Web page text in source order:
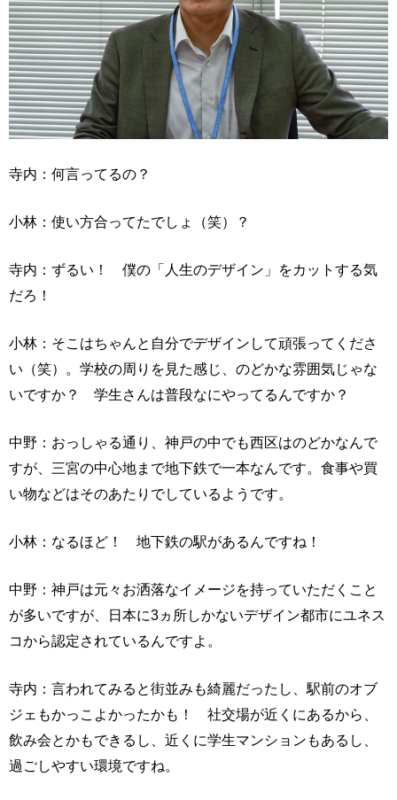
寺内：何言ってるの？
小林：使い方合ってたでしょ（笑）？
寺内：ずるい！ 僕の「人生のデザイン」をカットする気
だろ！
小林：そこはちゃんと自分でデザインして頑張ってくださ
い（笑）。学校の周りを見た感じ、のどかな雰囲気じゃな
いですか？ 学生さんは普段なにやってるんですか？
中野：おっしゃる通り、神戸の中でも西区はのどかなんで
すが、三宮の中心地まで地下鉄で一本なんです。食事や買
い物などはそのあたりでしているようです。
小林：なるほど！ 地下鉄の駅があるんですね！
中野：神戸は元々お洒落なイメージを持っていただくこと
が多いですが、日本に3ヵ所しかないデザイン都市にユネス
コから認定されているんですよ。
寺内：言われてみると街並みも綺麗だったし、駅前のオブ
ジェもかっこよかったかも！ 社交場が近くにあるから、
飲み会とかもできるし、近くに学生マンションもあるし、
過ごしやすい環境ですね。